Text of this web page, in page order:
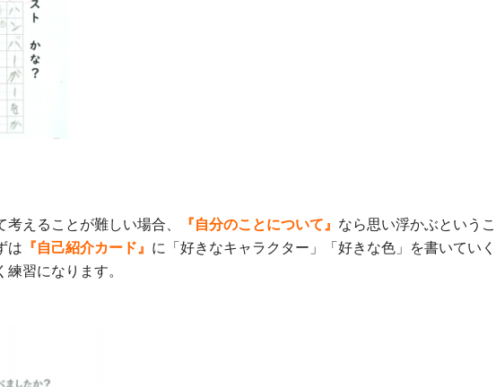
えることが難しい場合、 『自分のことについて』 なら思い浮かぶというこ
は 『自己紹介カード』 に「好きなキャラクター」「好きな色」を書いていく
習になります。